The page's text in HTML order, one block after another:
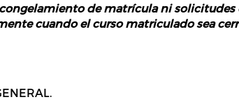
de matrícula ni
cuando el curso matriculado sea